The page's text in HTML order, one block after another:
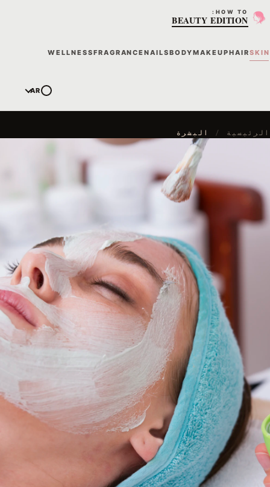
HOW TO:
BEAUTY EDITION
SKIN
HAIR
MAKEUP
BODY
NAILS
FRAGRANCE
WELLNESS
AR
الرئيسية / البشرة